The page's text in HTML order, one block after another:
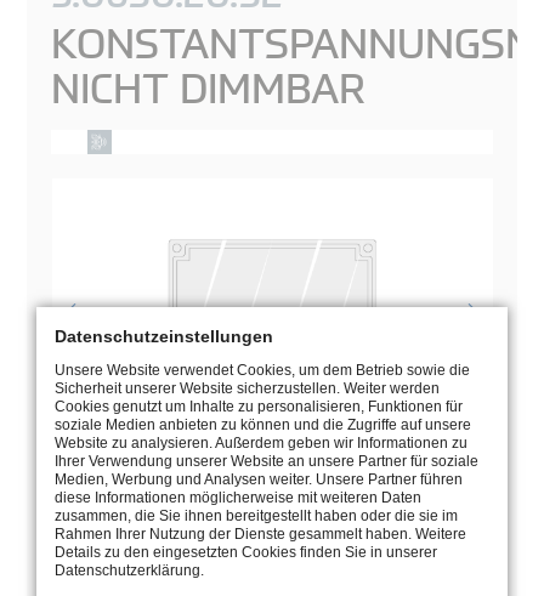
NICHT DIMMBAR
BEDIENUNGSANLEITUNG
ZEICHNUNG
Datenschutzeinstellungen
Unsere Website verwendet Cookies, um dem Betrieb sowie die
Sicherheit unserer Website sicherzustellen. Weiter werden
Cookies genutzt um Inhalte zu personalisieren, Funktionen für
soziale Medien anbieten zu können und die Zugriffe auf unsere
Website zu analysieren. Außerdem geben wir Informationen zu
Ihrer Verwendung unserer Website an unsere Partner für soziale
Medien, Werbung und Analysen weiter. Unsere Partner führen
diese Informationen möglicherweise mit weiteren Daten
zusammen, die Sie ihnen bereitgestellt haben oder die sie im
Rahmen Ihrer Nutzung der Dienste gesammelt haben. Weitere
Details zu den eingesetzten Cookies finden Sie in unserer
Datenschutzerklärung.